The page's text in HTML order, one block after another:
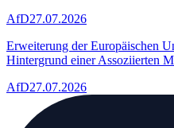
AfD27.07.2026
Erweiterung der Europäischen
Hintergrund einer Assoziierten
AfD27.07.2026